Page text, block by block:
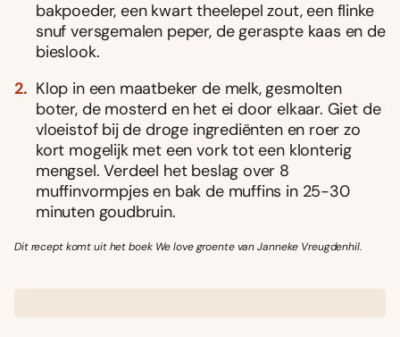
bakpoeder, een kwart theelepel zout, een flinke
snuf versgemalen peper, de geraspte kaas en de
bieslook.
Klop in een maatbeker de melk, gesmolten
boter, de mosterd en het ei door elkaar. Giet de
vloeistof bij de droge ingrediënten en roer zo
kort mogelijk met een vork tot een klonterig
mengsel. Verdeel het beslag over 8
muffinvormpjes en bak de muffins in 25-30
minuten goudbruin.
Dit recept komt uit het boek We love groente van Janneke Vreugdenhil.